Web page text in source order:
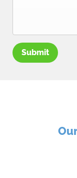
Submit